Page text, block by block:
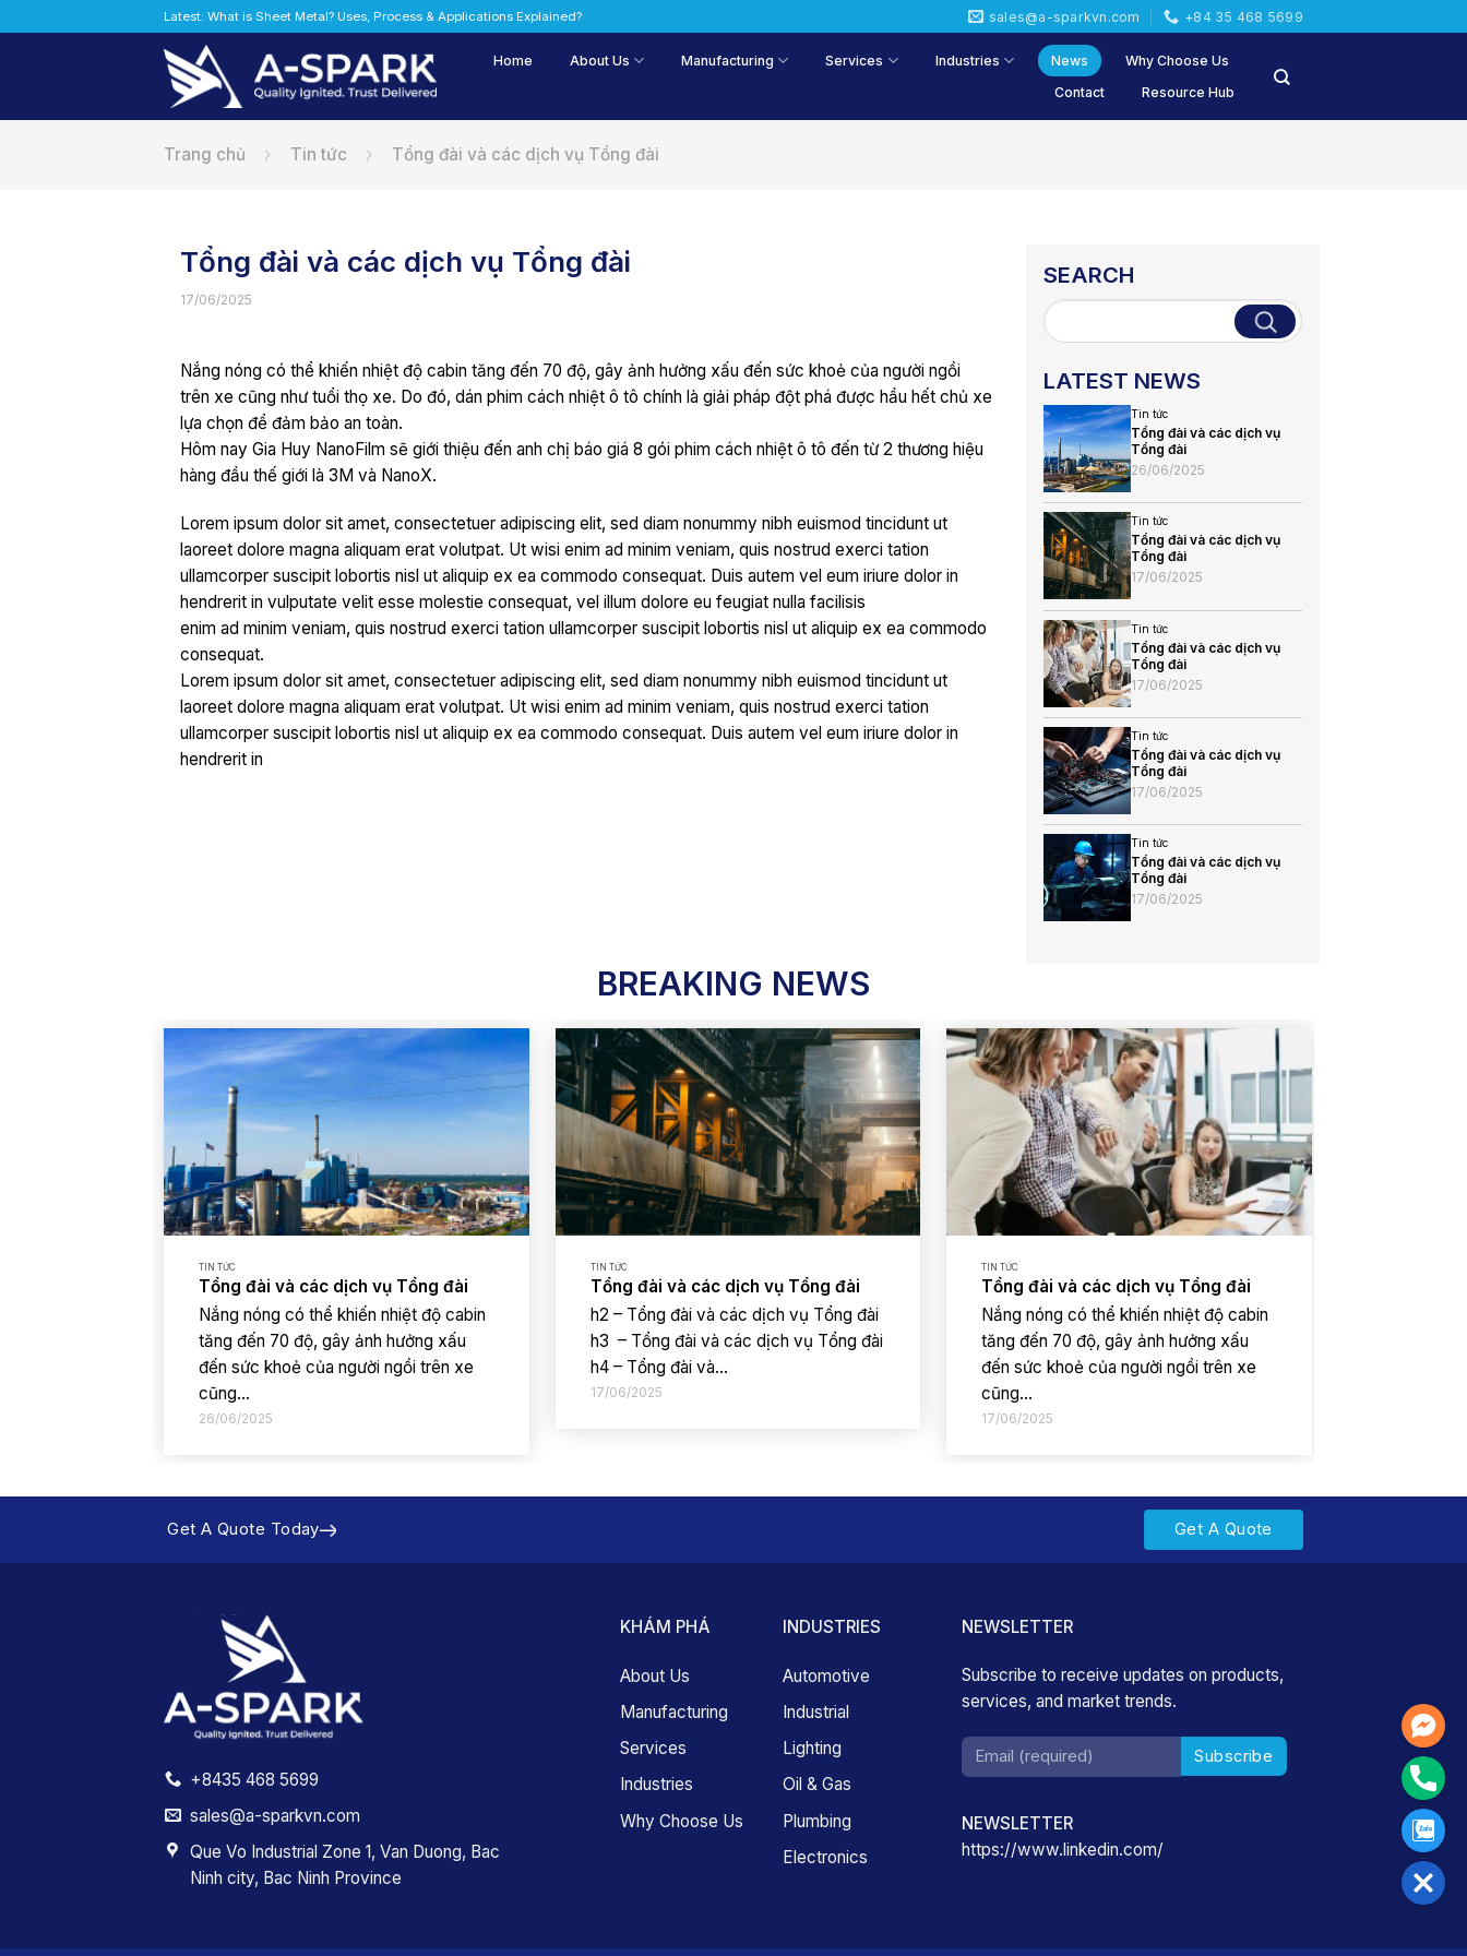
qua
Latest: What is Sheet Metal? Uses, Process & Applications Explained? sales@a-sparkvn.com +84 35 468 5699
Home About Us Manufacturing Services Industries News
Why Choose Us
Contact
Resource Hub
Trang chủ Tin tức Tổng đài và các dịch vụ Tổng đài
BREAKING NEWS
TIN TỨC
Tổng đài và các dịch vụ Tổng đài
26/06/2025
Nắng nóng có thể khiến nhiệt độ cabin
tăng đến 70 độ, gây ảnh hưởng xấu
đến sức khoẻ của người ngồi trên xe
cũng...
TIN TỨC
Tổng đài và các dịch vụ Tổng đài
17/06/2025
h2 – Tổng đài và các dịch vụ Tổng đài
h3 – Tổng đài và các dịch vụ Tổng đài
h4 – Tổng đài và...
TIN TỨC
Tổng đài và các dịch vụ Tổng đài
17/06/2025
Nắng nóng có thể khiến nhiệt độ cabin
tăng đến 70 độ, gây ảnh hưởng xấu
đến sức khoẻ của người ngồi trên xe
cũng...
Tổng đài và các dịch vụ Tổng đài
17/06/2025
Nắng nóng có thể khiến nhiệt độ cabin tăng đến 70 độ, gây ảnh hưởng xấu đến sức khoẻ của người ngồi
trên xe cũng như tuổi thọ xe. Do đó, dán phim cách nhiệt ô tô chính là giải pháp đột phá được hầu hết chủ xe
lựa chọn để đảm bảo an toàn.
Hôm nay Gia Huy NanoFilm sẽ giới thiệu đến anh chị báo giá 8 gói phim cách nhiệt ô tô đến từ 2 thương hiệu
hàng đầu thế giới là 3M và NanoX.
Lorem ipsum dolor sit amet, consectetuer adipiscing elit, sed diam nonummy nibh euismod tincidunt ut
laoreet dolore magna aliquam erat volutpat. Ut wisi enim ad minim veniam, quis nostrud exerci tation
ullamcorper suscipit lobortis nisl ut aliquip ex ea commodo consequat. Duis autem vel eum iriure dolor in
hendrerit in vulputate velit esse molestie consequat, vel illum dolore eu feugiat nulla facilisis
enim ad minim veniam, quis nostrud exerci tation ullamcorper suscipit lobortis nisl ut aliquip ex ea commodo
consequat.
Lorem ipsum dolor sit amet, consectetuer adipiscing elit, sed diam nonummy nibh euismod tincidunt ut
laoreet dolore magna aliquam erat volutpat. Ut wisi enim ad minim veniam, quis nostrud exerci tation
ullamcorper suscipit lobortis nisl ut aliquip ex ea commodo consequat. Duis autem vel eum iriure dolor in
hendrerit in
SEARCH
LATEST NEWS
Tin tức
Tổng đài và các dịch vụ
Tổng đài
26/06/2025
Tin tức
Tổng đài và các dịch vụ
Tổng đài
17/06/2025
Tin tức
Tổng đài và các dịch vụ
Tổng đài
17/06/2025
Tin tức
Tổng đài và các dịch vụ
Tổng đài
17/06/2025
Tin tức
Tổng đài và các dịch vụ
Tổng đài
17/06/2025
Get A Quote Today Get A Quote
+8435 468 5699
sales@a-sparkvn.com
Que Vo Industrial Zone 1, Van Duong, Bac
Ninh city, Bac Ninh Province
KHÁM PHÁ
About Us
Manufacturing
Services
Industries
Why Choose Us
INDUSTRIES
Automotive
Industrial
Lighting
Oil & Gas
Plumbing
Electronics
NEWSLETTER
Subscribe to receive updates on products,
services, and market trends.
NEWSLETTER
https://www.linkedin.com/
Zalo
Close